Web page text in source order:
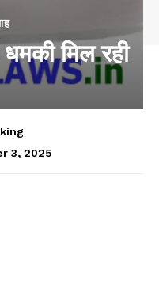
मिल रही
3, 2025